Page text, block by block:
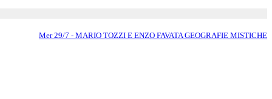
Mer 29/7 - MARIO TOZZI E ENZO FAVATA GEOGRAFIE MISTICHE